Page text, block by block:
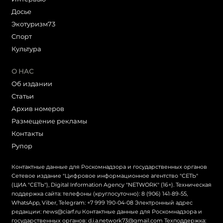
Досье
Экотуризм73
Cпорт
Культура
О НАС
Об издании
Статьи
Архив номеров
Размещение рекламы
Контакты
Рупор
Контактные данные для Роскомнадзора и государственных органов
Сетевое издание "Цифровое информационное агентство "СЕТЬ"
(ЦИА "СЕТЬ"), Digital Information Agency "NETWORK" (16+). Техническая
поддержка сайта: телефоны (круглосуточно): 8 (906) 141-89-55,
WhatsApp, Viber, Telegram: +7 999 190-04-08 Электронный адрес
редакции: news@ciarf.ru Контактные данные для Роскомнадзора и
государственных органов: d.i.a.network73@gmail.com Техподдержка: